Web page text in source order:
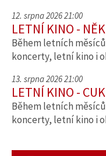
12. srpna 2026 21:00
LETNÍ KINO -
Během letních
koncerty, letní kino i
13. srpna 2026 21:00
LETNÍ KINO -
Během letních
koncerty, letní kino i